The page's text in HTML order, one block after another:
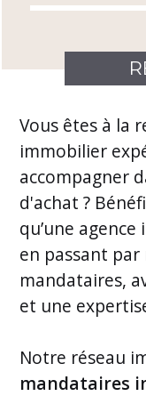
Vous êtes à la
immobilier
accompagner
d'achat ?
qu’une
en passant
mandataires,
et une
Notre réseau
mandataires